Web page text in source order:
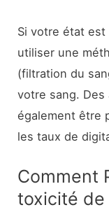
Si votre état
utiliser une
(filtration du
votre sang.
également être
les taux de
Comment
toxicité de